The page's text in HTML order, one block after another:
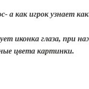
а как игрок узнает
иконка глаза, при
цвета картинки.